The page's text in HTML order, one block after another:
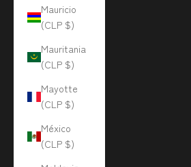
Mauricio
(CLP $)
Mauritania
(CLP $)
Mayotte
(CLP $)
México
(CLP $)